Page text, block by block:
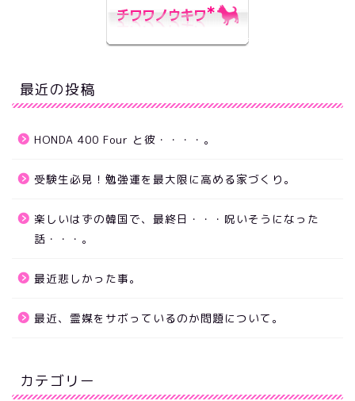
最近の投稿
HONDA 400 Four と彼・・・・。
受験生必見！勉強運を最大限に高める家づくり。
楽しいはずの韓国で、最終日・・・呪いそうになった
話・・・。
最近悲しかった事。
最近、霊媒をサボっているのか問題について。
カテゴリー